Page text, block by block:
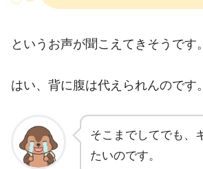
というお声が聞こえてきそうです。
はい、背に腹は代えられんのです。
そこまでしてでも、
たいのです。